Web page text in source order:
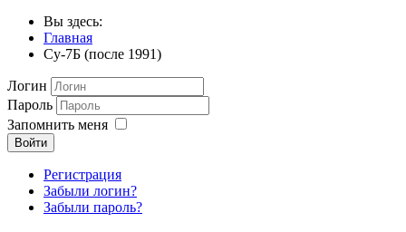
Вы здесь:
Главная
Су-7Б (после 1991)
Логин
Пароль
Запомнить меня
Войти
Регистрация
Забыли логин?
Забыли пароль?